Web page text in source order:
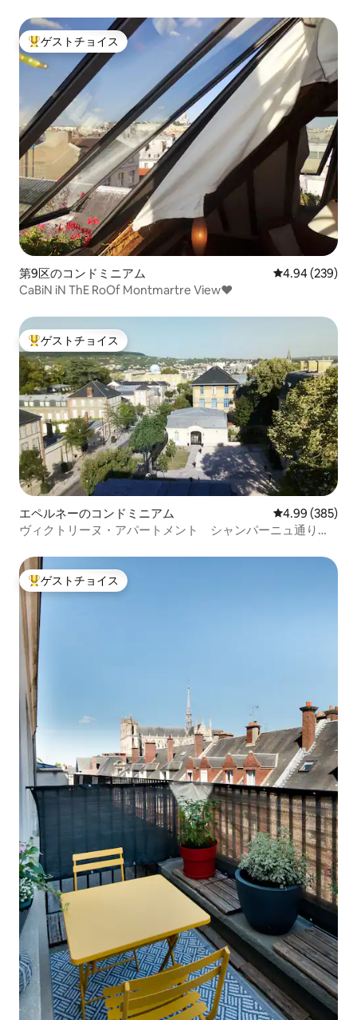
大好評のゲストチョイスです。
ゲストチョイス
第9区のコンドミニアム レビュー239
4.94 (239)
CaBiN iN ThE RoOf Montmartre View♥
大好評のゲストチョイスです。
ゲストチョイス
エペルネーのコンドミニアム レビュー385
4.99 (385)
ヴィクトリーヌ・アパートメント シャンパーニュ通り
大好評のゲストチョイスです。
ゲストチョイス